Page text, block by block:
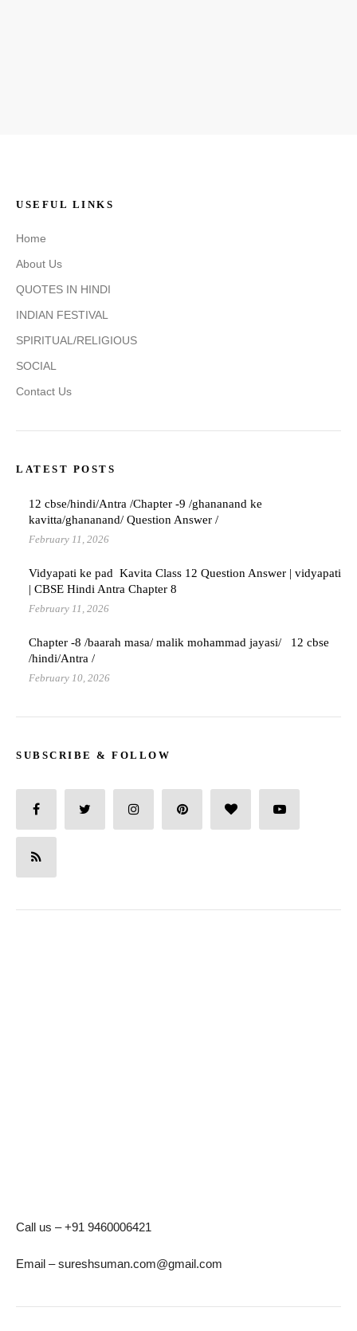
USEFUL LINKS
Home
About Us
QUOTES IN HINDI
INDIAN FESTIVAL
SPIRITUAL/RELIGIOUS
SOCIAL
Contact Us
LATEST POSTS
12 cbse/hindi/Antra /Chapter -9 /ghananand ke
kavitta/ghananand/ Question Answer /
February 11, 2026
Vidyapati ke pad Kavita Class 12 Question Answer | vidyapati
| CBSE Hindi Antra Chapter 8
February 11, 2026
Chapter -8 /baarah masa/ malik mohammad jayasi/ 12 cbse
/hindi/Antra /
February 10, 2026
SUBSCRIBE & FOLLOW
Call us – +91 9460006421
Email – sureshsuman.com@gmail.com